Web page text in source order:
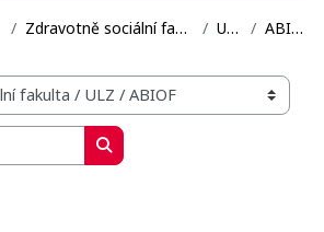
Zdravotně sociální fakulta ULZ ABIOF
kurzů
Vyhledat kurzy